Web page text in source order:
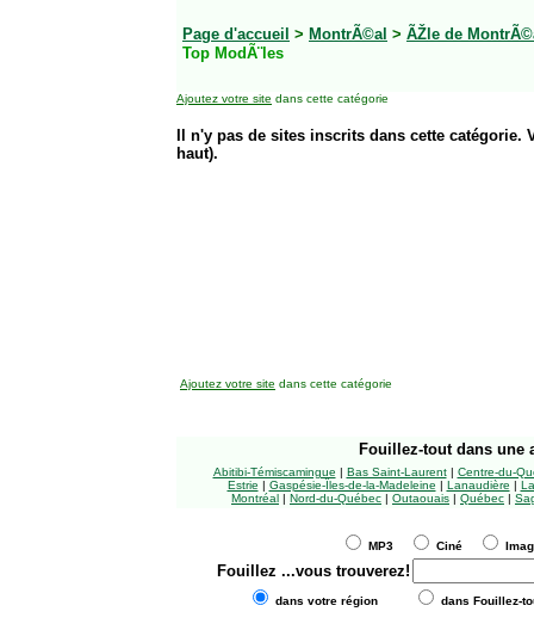
Page d'accueil > MontrÃ©al > ÃŽle de
Top ModÃ¨les
Ajoutez votre site dans cette catégorie
Il n'y pas de sites inscrits dans cette
haut).
Ajoutez votre site dans cette catégorie
Fouillez-tout dans une
Abitibi-Témiscamingue | Bas Saint-Laurent| Centre-du-
Estrie | Gaspésie-Îles-de-la-Madeleine | Lanaudière |
Montréal | Nord-du-Québec | Outaouais | Québec |
MP3 Ciné
Fouillez ...vous trouverez!
dans votre région dans Fouillez-